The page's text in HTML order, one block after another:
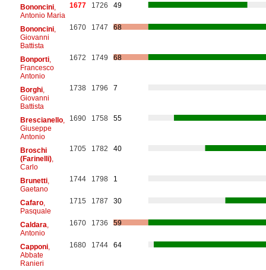
Bononcini,
Antonio Maria
1677 1726 49
Bononcini,
Giovanni
Battista
1670 1747 68
Bonporti,
Francesco
Antonio
1672 1749 68
Borghi,
Giovanni
Battista
1738 1796 7
Brescianello,
Giuseppe
Antonio
1690 1758 55
Broschi
(Farinelli),
Carlo
1705 1782 40
Brunetti,
Gaetano
1744 1798 1
Cafaro,
Pasquale
1715 1787 30
Caldara
Antonio
1670 1736 59
Capponi,
Abbate
Ranieri
1680 1744 64